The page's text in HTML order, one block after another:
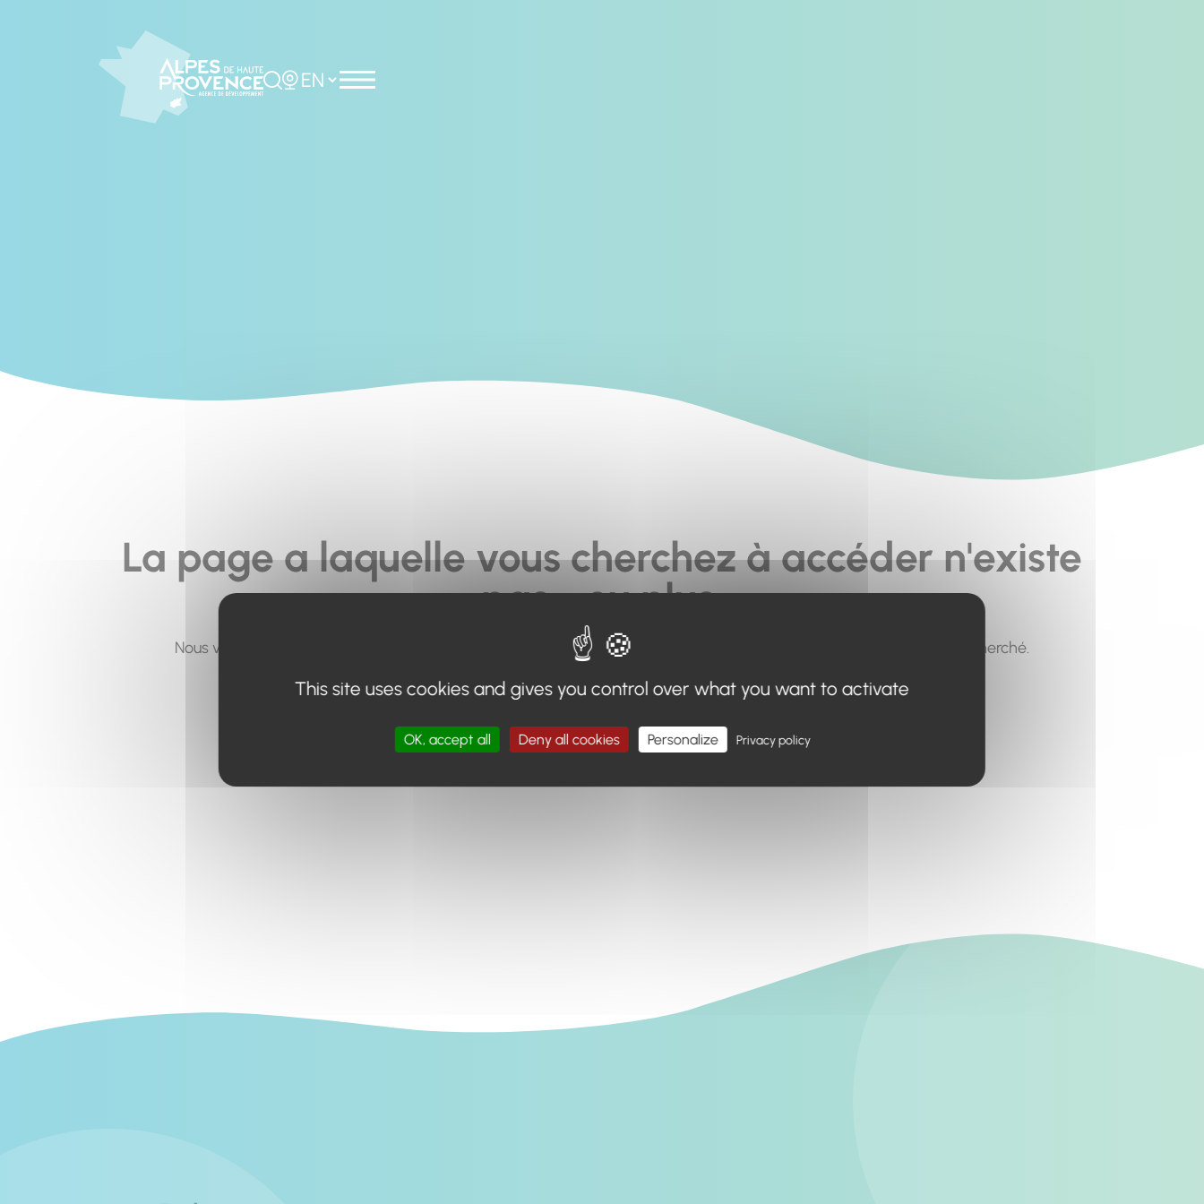
Rechercher
Choisir la langue
La page a laquelle vous cherchez à accéder n'existe
pas... ou plus.
Nous vous invitons à utiliser le moteur de recherche en haut de page, ou à utiliser le menu pour trouver le contenu recherché.
Retour à l'accueil
This site uses cookies and gives you control over what you want to activate
OK, accept all Deny all cookies Personalize Privacy policy